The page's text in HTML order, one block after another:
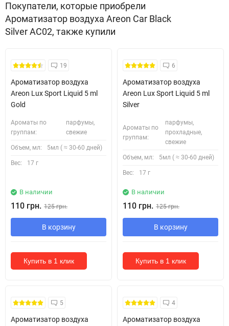
Покупатели, которые приобрели
Ароматизатор воздуха Areon Car Black
Silver AC02, также купили
19
Ароматизатор воздуха
Areon Lux Sport Liquid 5 ml
Gold
Ароматы по
группам:
парфумы,
свежие
Объем, мл: 5мл ( ≈ 30-60 дней)
Вес: 17 г
В наличии
110 грн. 125 грн.
В корзину
Купить в 1 клик
6
Ароматизатор воздуха
Areon Lux Sport Liquid 5 ml
Silver
Ароматы по
группам:
парфумы,
прохладные,
свежие
Объем, мл: 5мл ( ≈ 30-60 дней)
Вес: 17 г
В наличии
110 грн. 125 грн.
В корзину
Купить в 1 клик
5
Ароматизатор воздуха
4
Ароматизатор воздуха